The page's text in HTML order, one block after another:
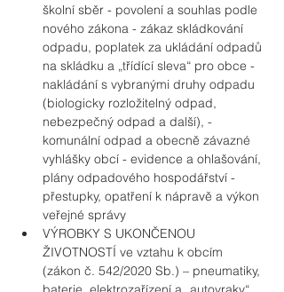
školní sběr - povolení a souhlas podle
nového zákona - zákaz skládkování
odpadu, poplatek za ukládání odpadů
na skládku a „třídící sleva“ pro obce -
nakládání s vybranými druhy odpadu
(biologicky rozložitelný odpad,
nebezpečný odpad a další), -
komunální odpad a obecně závazné
vyhlášky obcí - evidence a ohlašování,
plány odpadového hospodářství -
přestupky, opatření k nápravě a výkon
veřejné správy
VÝROBKY S UKONČENOU
ŽIVOTNOSTÍ ve vztahu k obcím
(zákon č. 542/2020 Sb.) – pneumatiky,